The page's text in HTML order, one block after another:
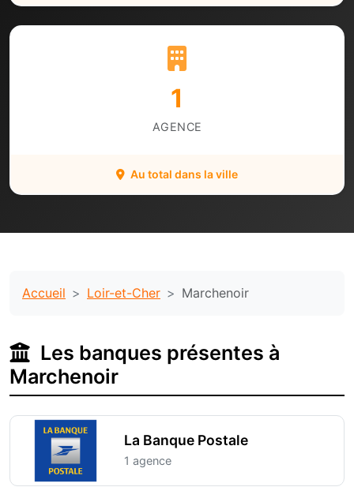
1
AGENCE
Au total dans la ville
Accueil Loir-et-Cher Marchenoir
Les banques présentes à
Marchenoir
La Banque Postale
1 agence